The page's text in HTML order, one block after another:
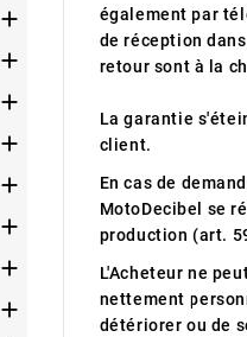
également par
de réception
retour sont à la
La garantie
client.
En cas de
MotoDecibel se
production (art.
L'Acheteur ne
nettement
détériorer ou de







